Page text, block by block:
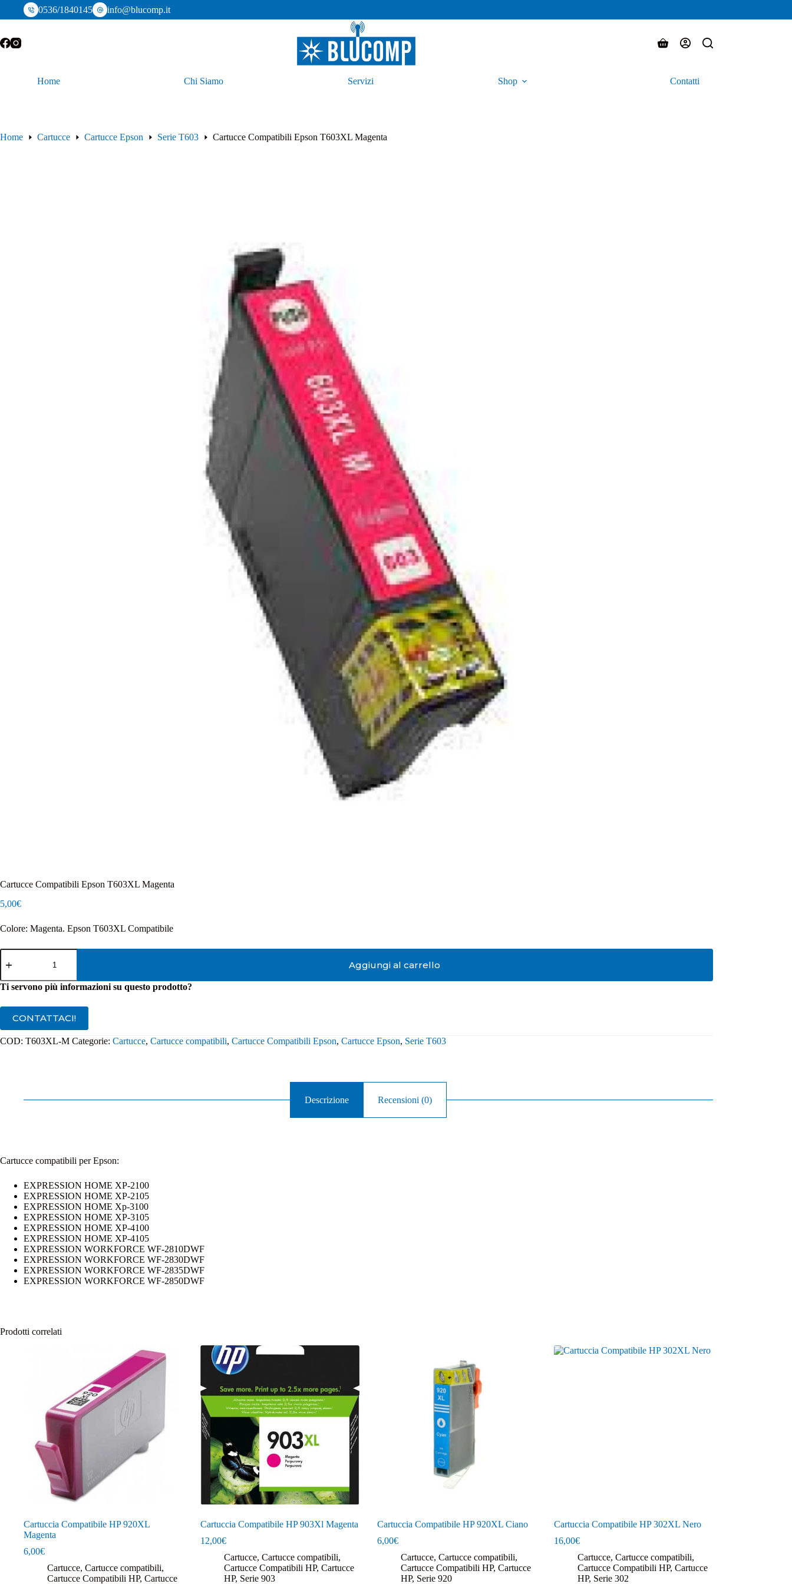
0536/1840145 info@blucomp.it
Carrello
Home Chi Siamo Servizi Shop Contatti
Home Cartucce Cartucce Epson Serie T603 Cartucce Compatibili Epson T603XL Magenta
Cartucce Compatibili Epson T603XL Magenta
5,00€
Colore: Magenta. Epson T603XL Compatibile
Cartucce
Compatibili
T603XL
Magenta
Aggiungi al carrello
Ti servono più informazioni su questo prodotto?
CONTATTACI!
COD: T603XL-M Categorie: Cartucce, Cartucce compatibili, Cartucce Compatibili Epson, Cartucce Epson, Serie T603
Descrizione Recensioni (0)
Cartucce compatibili per Epson:
EXPRESSION HOME XP-2100
EXPRESSION HOME XP-2105
EXPRESSION HOME Xp-3100
EXPRESSION HOME XP-3105
EXPRESSION HOME XP-4100
EXPRESSION HOME XP-4105
EXPRESSION WORKFORCE WF-2810DWF
EXPRESSION WORKFORCE WF-2830DWF
EXPRESSION WORKFORCE WF-2835DWF
EXPRESSION WORKFORCE WF-2850DWF
Prodotti correlati
Cartuccia Compatibile HP 920XL
Magenta
6,00€
Cartucce, Cartucce compatibili,
Cartucce Compatibili HP, Cartucce
Cartuccia Compatibile HP 903Xl Magenta
12,00€
Cartucce, Cartucce compatibili,
Cartucce Compatibili HP, Cartucce
HP, Serie 903
Cartuccia Compatibile HP 920XL Ciano
6,00€
Cartucce, Cartucce compatibili,
Cartucce Compatibili HP, Cartucce
HP, Serie 920
Cartuccia Compatibile HP 302XL Nero
16,00€
Cartucce, Cartucce compatibili,
Cartucce Compatibili HP, Cartucce
HP, Serie 302